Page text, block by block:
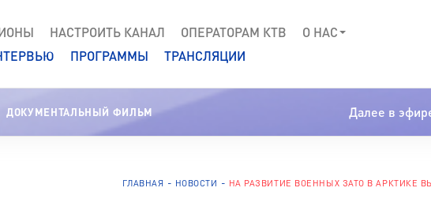
НАСТРОИТЬ КАНАЛ ОПЕРАТОРАМ КТВ
О НАС
ПРОГРАММЫ ТРАНСЛЯЦИИ
ДОКУМЕНТАЛЬНЫЙ ФИЛЬМ Далее в
ГЛАВНАЯ НОВОСТИ НА РАЗВИТИЕ ВОЕННЫХ ЗАТО В АРКТИКЕ